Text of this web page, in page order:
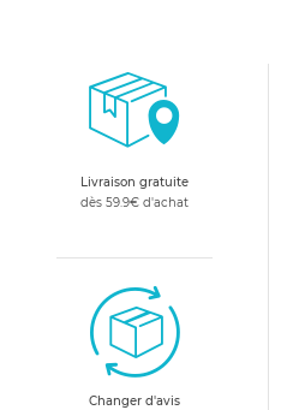
Livraison gratuite
dès 59.9€ d'achat
Changer d'avis